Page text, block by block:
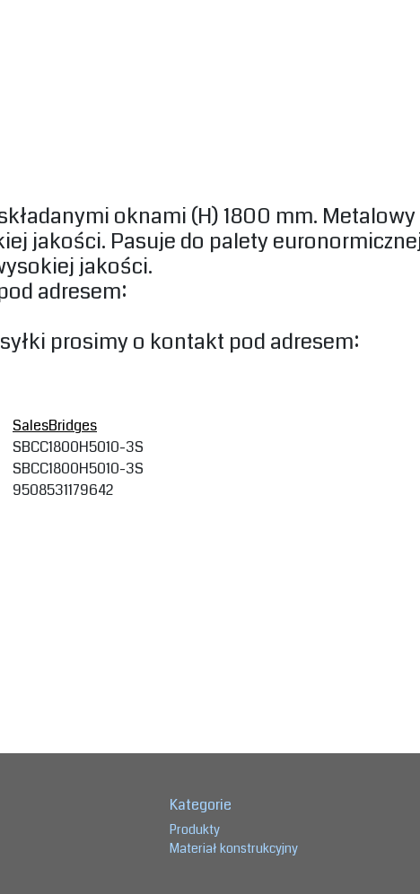
oknami (H) 1800 mm.
jakości. Pasuje do palety
jakości.
‎adresem:
prosimy o kontakt pod ‎adresem:
SalesBridges
SBCC1800H5010-3S
SBCC1800H5010-3S
9508531179642
Kategorie
Produkty
Materiał konstrukcyjny